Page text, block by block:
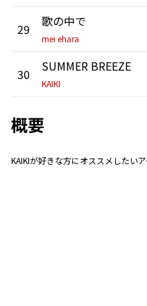
29 歌の中で
mei ehara
30 SUMMER BREEZE
KAIKI
概要
KAIKIが好きな方にオススメしたい